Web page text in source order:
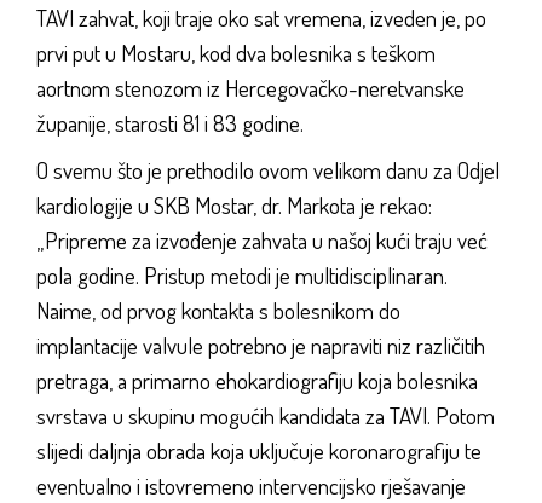
TAVI zahvat, koji traje oko sat vremena, izveden je, po
prvi put u Mostaru, kod dva bolesnika s teškom
aortnom stenozom iz Hercegovačko-neretvanske
županije, starosti 81 i 83 godine.
O svemu što je prethodilo ovom velikom danu za Odjel
kardiologije u SKB Mostar, dr. Markota je rekao:
„Pripreme za izvođenje zahvata u našoj kući traju već
pola godine. Pristup metodi je multidisciplinaran.
Naime, od prvog kontakta s bolesnikom do
implantacije valvule potrebno je napraviti niz različitih
pretraga, a primarno ehokardiografiju koja bolesnika
svrstava u skupinu mogućih kandidata za TAVI. Potom
slijedi daljnja obrada koja uključuje koronarografiju te
eventualno i istovremeno intervencijsko rješavanje